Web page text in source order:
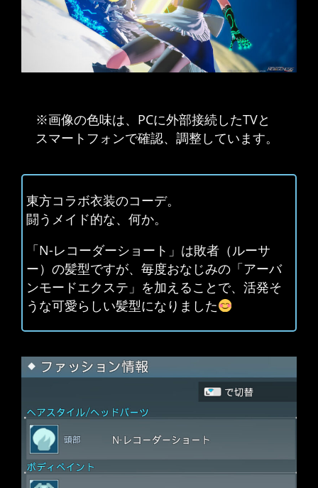
※画像の色味は、PCに外部接続したTVと
スマートフォンで確認、調整しています。
東方コラボ衣装のコーデ。
闘うメイド的な、何か。
「N-レコーダーショート」は敗者（ルーサ
ー）の髪型ですが、毎度おなじみの「アーバ
ンモードエクステ」を加えることで、活発そ
うな可愛らしい髪型になりました